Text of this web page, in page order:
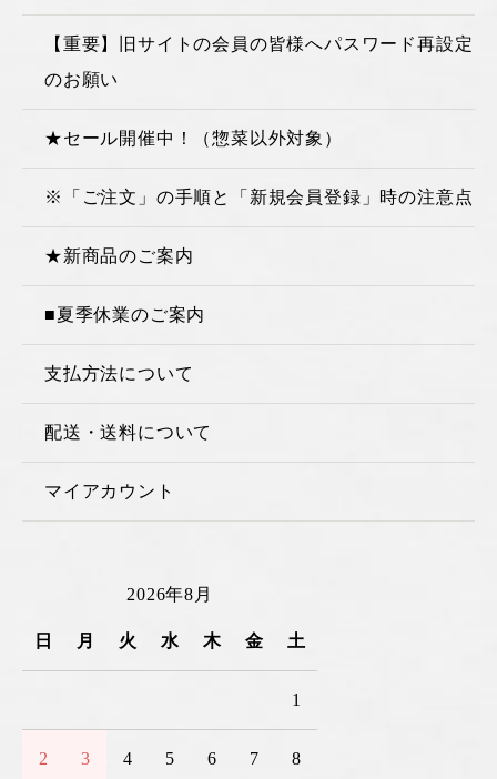
【重要】旧サイトの会員の皆様へパスワード再設定
のお願い
★セール開催中！（惣菜以外対象）
※「ご注文」の手順と「新規会員登録」時の注意点
★新商品のご案内
■夏季休業のご案内
支払方法について
配送・送料について
マイアカウント
2026年8月
日 月 火 水 木 金 土
1
2 3 4 5 6 7 8